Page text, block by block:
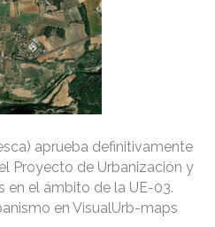
aprueba definitivamente
Proyecto de Urbanización y
en el ámbito de la UE-03.
en VisualUrb-maps